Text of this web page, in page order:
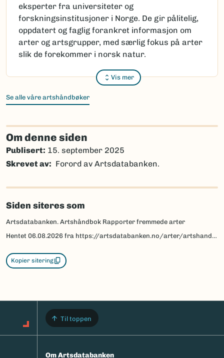
eksperter fra universiteter og
forskningsinstitusjoner i Norge. De gir pålitelig,
oppdatert og faglig forankret informasjon om
arter og artsgrupper, med særlig fokus på arter
slik de forekommer i norsk natur.
Vis mer
Se alle våre artshåndbøker
Om denne siden
Publisert: 15. september 2025
Skrevet av
Forord av Artsdatabanken.
Siden siteres som
Artsdatabanken. Artshåndbok Rapporter fremmede arter
Hentet 06.08.2026 fra https://artsdatabanken.no/arter/artshandbok-rapporter-fremmede-arter
Kopier sitering
Til toppen
Om Artsdatabanken